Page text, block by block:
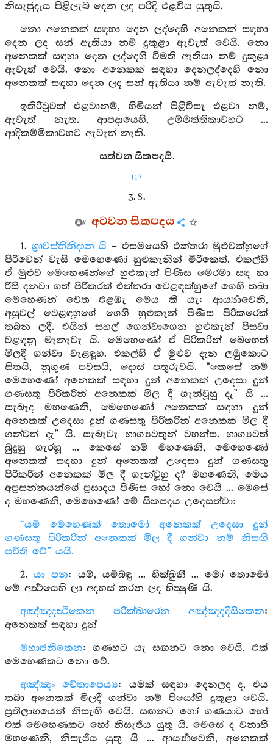
නිසැජුදැය පිළිලැබ දෙන ලද පරිදි එළවිය යුතුයි.
නො අනෙකක් සඳහා දෙන ලද්දෙහි අනෙකක් සඳහා
දෙන ලද සන් ඇතියා නම් දුකුළා ඇවැත් වෙයි. නො
අනෙකක් සඳහා දෙන ලද්දෙහි විමති ඇතියා නම් දුකුළා
ඇවැත් වෙයි. නො අනෙකක් සඳහා දෙනලද්දෙහි නො
අනෙකක් සඳහා දෙන ලද සන් ඇතියා නම් ඇවැත් නැති.
ඉතිරිවූවක් එළවානම්, හිමියන් පිළිවිසැ එළවා නම්,
ඇවැත් නැත. ආපදායෙහි, උම්මත්තිකාවහට ...
ආදිකම්මිකාවහට ඇවැත් නැති.
සත්වන සිකපදයි.
117
3. 8.
අටවන සිකපදය
1. ශ්‍රාවස්තිනිදාන යි – එසමයෙහි එක්තරා මුළුවක්හුගේ
පිරිවෙන් වැසි මෙහෙණෝ හුළුකැනින් මිරිකෙත්. එකල්හි
ඒ මුළුව මෙහෙණන්ගේ හුළුකැන් පිණිස මෙරමා සඳ හා
රිසි දනවා ගත් පිරිකරක් එක්තරා වෙළඳක්හුගේ ගෙහි තබා
මෙහෙණන් වෙත එළඹැ මෙය කී යැ: ආර්‍ය්‍යාවෙනි,
අසුවල් වෙළඳහුගේ ගෙහි හුළුකැන් පිණිස පිරිකරෙක්
තබන ලදී. එයින් සහල් ගෙන්වාගෙන හුළුකැන් පිසවා
වළඳනු මැනැවැ යි. මෙහෙණෝ ඒ පිරිකරින් බෙහෙත්
මිලදී ගන්වා වැළඳූහ. එකල්හි ඒ මුළුව දැන ලමුකොට
සිතයි, නුගුණ පවසයි, දොස් පතුරුවයි. “කෙසේ නම්
මෙහෙණෝ අනෙකක් සඳහා දුන් අනෙකක් උදෙසා දුන්
ගණසතු පිරිකරින් අනෙකක් මිල දී ගැන්වූහු දැ” යි ...
සැබෑද මහණෙනි, මෙහෙණෝ අනෙකක් සඳහා දුන්
අනෙකක් උදෙසා දුන් ගණසතු පිරිකරින් අනෙකක් මිල දී
ගන්වත් දැ” යි. සැබැවැ භාග්‍යවතුන් වහන්ස. භාග්‍යවත්
බුදුහු ගැරහූ ... කෙසේ නම් මහණෙනි, මෙහෙණෝ
අනෙකක් සඳහා දුන් අනෙකක් උදෙසා දුන් ගණසතු
පිරිකරින් අනෙකක් මිල දී ගැන්වූහු ද? මහණෙනි, මෙය
අප්‍රසන්නයන්ගේ ප්‍රසාදය පිණිස හෝ නො වෙයි ... මෙසේ
ද මහණෙනි, මෙහෙණෝ මේ සිකපදය උදෙසත්වා:
“යම් මෙහෙණක් තොමෝ අනෙකක් උදෙසා දුන්
ගණසතු පිරිකරින් අනෙකක් මිල දී ගන්වා නම් නිසඟි
පචිති වේ” යයි.
2.යා පන: යම්, යම්බඳු ... භික්ඛුනී ... මෝ තොමෝ
මේ අර්‍ත්‍ථයෙහි ලා අදහස් කරන ලද භික්‍ෂුණි යි.
අඤ්ඤදත්‍ථිකෙන පරික්ඛාරෙන අඤ්ඤදදිසිකෙන:
අනෙකක් සඳහා දුන්
මහාජනිකෙන: ගණහට යැ සඟනට නො වෙයි, එක්
මෙහෙණකට නො වේ.
අඤ්ඤං චේතාපෙය්‍ය: යමක් සඳහා දෙනලද ද, එය
තබා අනෙකක් මිලදී ගන්වා නම් පියෝහි දුකුළා වෙයි.
ප්‍රතිලාභයෙන් නිසැඟි වෙයි. සඟනට හෝ ගණයාට හෝ
එක් මෙහෙණකට හෝ නිසැජිය යුතු යි. මෙසේ ද වනාහි
මහණෙනි, නිසැජිය යුතු යි ... ආර්‍ය්‍යාවෙනි, අනෙකක්